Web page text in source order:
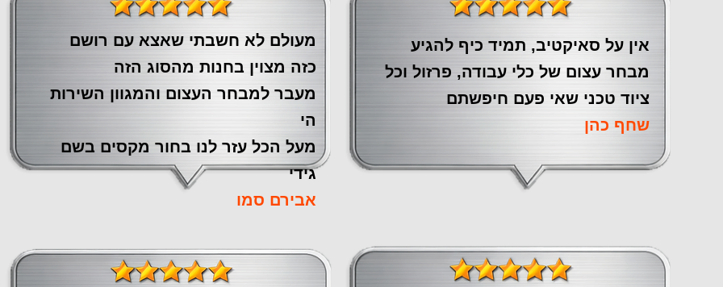
מעולם לא חשבתי שאצא עם רושם
כזה מצוין ‏בחנות מהסוג הזה
‏מעבר ‏למבחר העצום והמגוון השירות
הי
מעל הכל עזר לנו ‏בחור מקסים בשם
גידי
אבירם סמו
אין על סאיקטיב, תמיד כיף להגיע
מבחר עצום של כלי עבודה, פרזול וכל
ציוד טכני שאי פעם חיפשתם
שחף כהן